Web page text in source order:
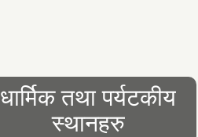
धार्मिक तथा पर्यटकीय
स्थानहरु